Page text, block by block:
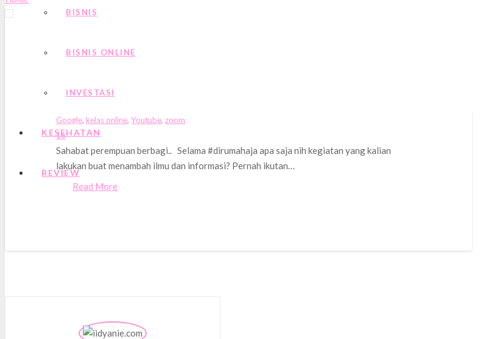
BISNIS
BISNIS ONLINE
INVESTASI
KESEHATAN
REVIEW
Google, kelas online,Youtube,zoom
16Comments
Sahabat perempuan berbagi.. Selama #dirumahaja apa saja nih kegiatan yang kalian
lakukan buat menambah ilmu dan informasi? Pernah ikutan…
Read More